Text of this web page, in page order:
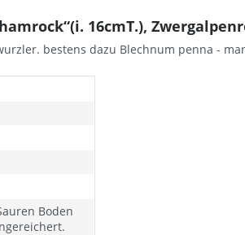
16cmT.),
bestens dazu Blechnum penna -
Boden